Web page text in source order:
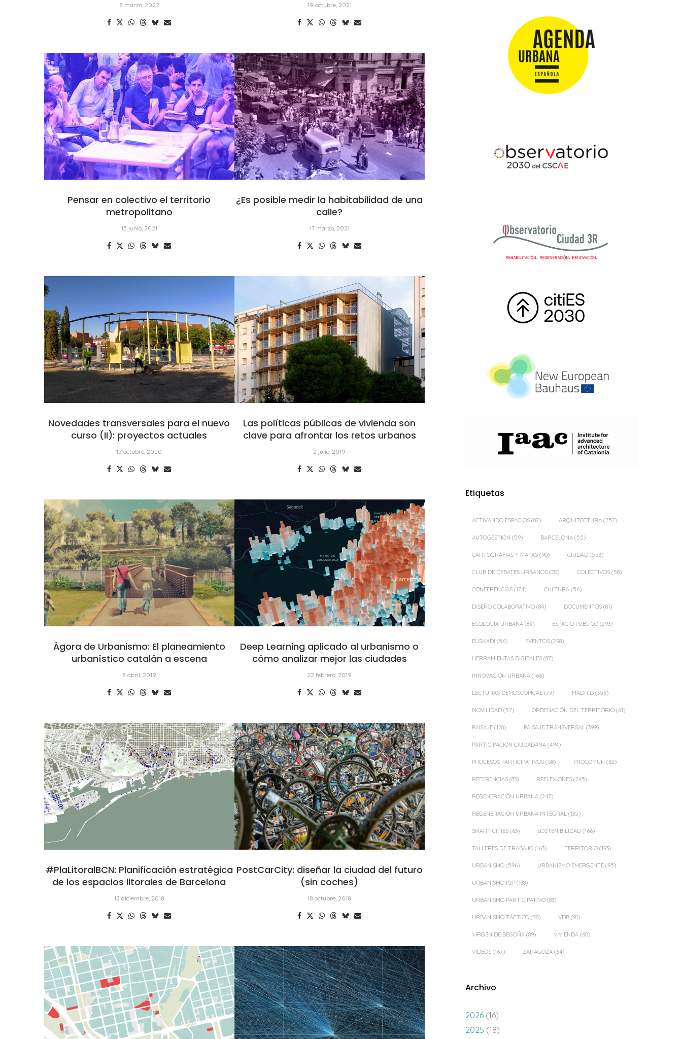
8 marzo, 2022 19 octubre, 2021
Pensar en colectivo el territorio
metropolitano
15 junio, 2021
¿Es posible medir la habitabilidad de una
calle?
17 marzo, 2021
Novedades transversales para el nuevo
curso (II): proyectos actuales
15 octubre, 2020
Las políticas públicas de vivienda son
clave para afrontar los retos urbanos
2 julio, 2019
Ágora de Urbanismo: El planeamiento
urbanístico catalán a escena
8 abril, 2019
Deep Learning aplicado al urbanismo o
cómo analizar mejor las ciudades
22 febrero, 2019
#PlaLitoralBCN: Planificación estratégica
de los espacios litorales de Barcelona
12 diciembre, 2018
PostCarCity: diseñar la ciudad del futuro
(sin coches)
18 octubre, 2018
Etiquetas
ACTIVANDO ESPACIOS (82) ARQUITECTURA (257)
AUTOGESTIÓN (59) BARCELONA (55)
CARTOGRAFÍAS Y MAPAS (90) CIUDAD (553)
CLUB DE DEBATES URBANOS (70) COLECTIVOS (58)
CONFERENCIAS (174) CULTURA (56)
DISEÑO COLABORATIVO (84) DOCUMENTOS (81)
ECOLOGÍA URBANA (89) ESPACIO PÚBLICO (293)
EUSKADI (56) EVENTOS (298)
HERRAMIENTAS DIGITALES (87)
INNOVACIÓN URBANA (166)
LECTURAS DEMOSCÓPICAS (79) MADRID (359)
MOVILIDAD (57) ORDENACIÓN DEL TERRITORIO (61)
PAISAJE (128) PAISAJE TRANSVERSAL (399)
PARTICIPACIÓN CIUDADANA (494)
PROCESOS PARTICIPATIVOS (58) PROCOMÚN (62)
REFERENCIAS (83) REFLEXIONES (245)
REGENERACIÓN URBANA (247)
REGENERACIÓN URBANA INTEGRAL (135)
SMART CITIES (63) SOSTENIBILIDAD (166)
TALLERES DE TRABAJO (163) TERRITORIO (193)
URBANISMO (596) URBANISMO EMERGENTE (95)
URBANISMO P2P (138)
URBANISMO PARTICIPATIVO (83)
URBANISMO TÁCTICO (78) VDB (91)
VIRGEN DE BEGOÑA (89) VIVIENDA (60)
VÍDEOS (167) ZARAGOZA (64)
Archivo
2026 (16)
2025 (18)